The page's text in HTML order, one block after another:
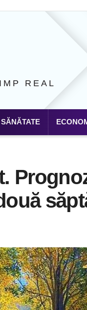
REAL
SĂNĂTATE